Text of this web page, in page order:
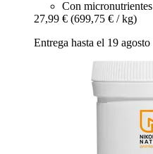
Con micronutrientes
27,99 € (699,75 € / kg)
Entrega hasta el 19 agosto